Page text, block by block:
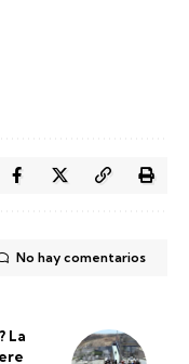
No hay comentarios
La